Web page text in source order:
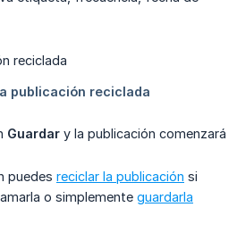
Guardar y la publicación comenzará
puedes reciclar la publicación si
o simplemente guardarla